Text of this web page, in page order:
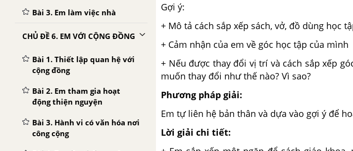
Bài 3. Em làm việc nhà
CHỦ ĐỀ 6. EM VỚI CỘNG ĐỒNG
Bài 1. Thiết lập quan hệ với
cộng đồng
Bài 2. Em tham gia hoạt
động thiện nguyện
Bài 3. Hành vi có văn hóa nơi
công cộng
Gợi ý:
+ Mô tả cách sắp xếp sách, vở, đồ dùng học
+ Cảm nhận của em về góc học tập của mình
+ Nếu được thay đổi vị trí và cách sắp xếp
muốn thay đổi như thế nào? Vì sao?
Phương pháp giải:
Em tự liên hệ bản thân và dựa vào gợi ý để
Lời giải chi tiết: